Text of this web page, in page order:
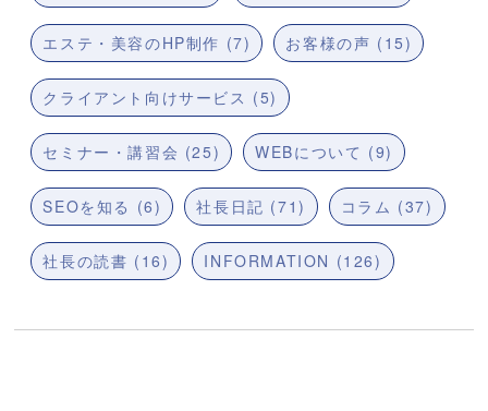
エステ・美容のHP制作 (7) お客様の声 (15)
クライアント向けサービス (5)
セミナー・講習会 (25) WEBについて (9)
SEOを知る (6) 社長日記 (71) コラム (37)
社長の読書 (16) INFORMATION (126)